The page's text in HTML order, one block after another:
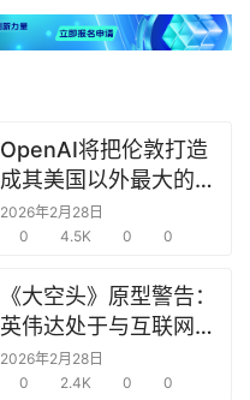
OpenAI将把伦敦打造
成其美国以外最大的研
究中心
2026年2月28日
0
4.5K 0 0
《大空头》原型警告：
英伟达处于与互联网泡
沫时期思科同样的“危
险境地”
2026年2月28日
0
2.4K 0 0